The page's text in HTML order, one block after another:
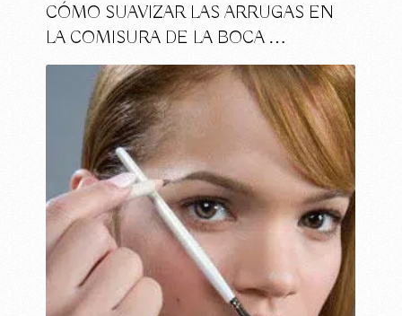
CÓMO SUAVIZAR LAS ARRUGAS EN
LA COMISURA DE LA BOCA …